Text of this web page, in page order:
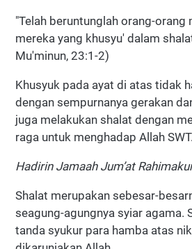
"Telah beruntunglah orang-orang
mereka yang khusyu' dalam
Mu'minun, 23:1-2)
Khusyuk pada ayat di atas tidak
dengan sempurnanya gerakan
juga melakukan shalat dengan
raga untuk menghadap Allah SWT.
Hadirin Jamaah Jum’at
Shalat merupakan sebesar-
seagung-agungnya syiar agama.
tanda syukur para hamba atas